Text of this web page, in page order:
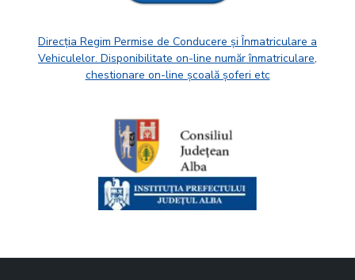
Direcția Regim Permise de Conducere și Înmatriculare a
Vehiculelor. Disponibilitate on-line număr înmatriculare,
chestionare on-line școală șoferi etc